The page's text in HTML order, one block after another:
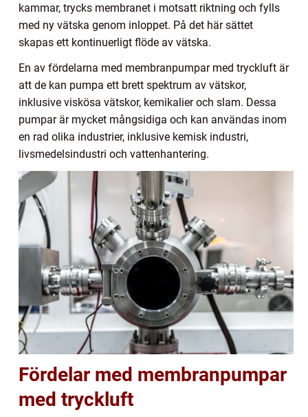
kammar, trycks membranet i motsatt riktning och fylls
med ny vätska genom inloppet. På det här sättet
skapas ett kontinuerligt flöde av vätska.
En av fördelarna med membranpumpar med tryckluft är
att de kan pumpa ett brett spektrum av vätskor,
inklusive viskösa vätskor, kemikalier och slam. Dessa
pumpar är mycket mångsidiga och kan användas inom
en rad olika industrier, inklusive kemisk industri,
livsmedelsindustri och vattenhantering.
Fördelar med membranpumpar
med tryckluft